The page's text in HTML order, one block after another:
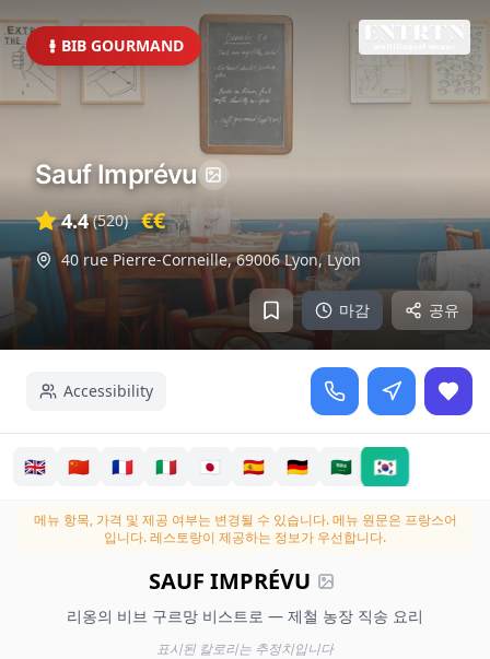
BIB GOURMAND
마감 공유
Sauf Imprévu
4.4 (520) €€
40 rue Pierre-Corneille, 69006 Lyon,Lyon
Accessibility
🇬🇧 🇨🇳 🇫🇷 🇮🇹 🇯🇵 🇪🇸 🇩🇪 🇸🇦 🇰🇷
메뉴 항목, 가격 및 제공 여부는 변경될 수 있습니다.메뉴 원문은 프랑스어
입니다. 레스토랑이 제공하는 정보가 우선합니다.
SAUF IMPRÉVU
리옹의 비브 구르망 비스트로 — 제철 농장 직송 요리
표시된 칼로리는 추정치입니다